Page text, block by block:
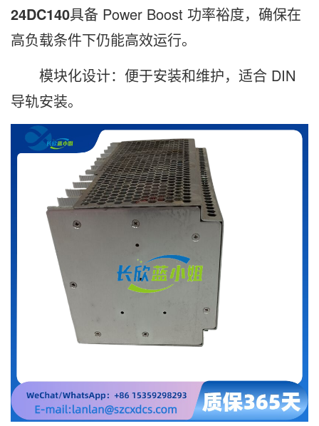
24DC140具备 Power Boost 功率裕度，确保在
高负载条件下仍能高效运行。
模块化设计：便于安装和维护，适合 DIN
导轨安装。